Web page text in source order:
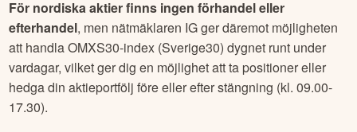
samma sätt kan förhandeln ge dig ett försprång genom att
du kan agera på nyheter innan börsen öppnar.
IG* är en mäklare som erbjuder möjlighet till för- och
efterhandeln på de amerikanska marknaderna, för såväl
populära aktier som index. Hos dem kan du handla på fler